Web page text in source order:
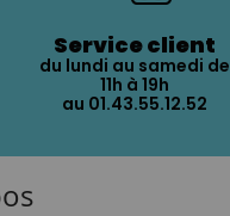
Service client
du lundi au samedi de
11h à 19h
au 01.43.55.12.52